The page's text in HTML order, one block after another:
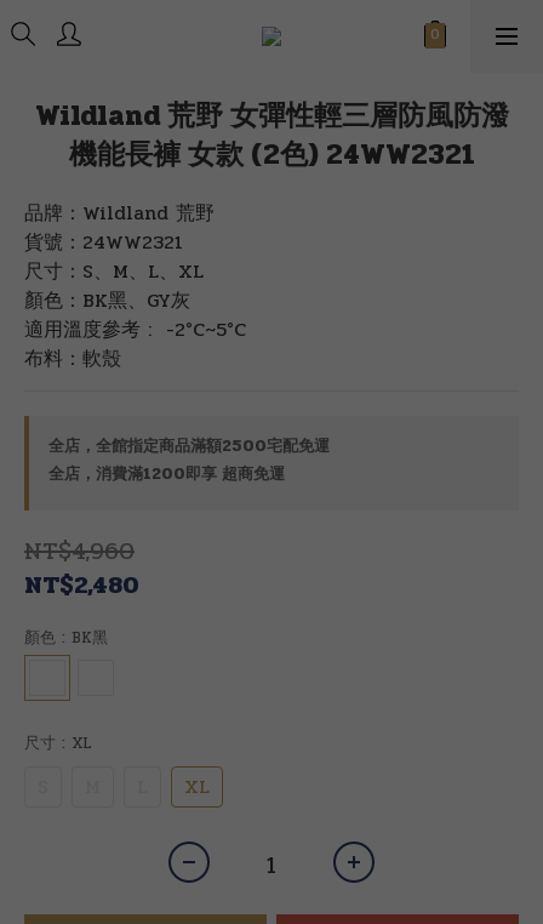
Wildland 荒野 女彈性輕三層防風防潑
機能長褲 女款 (2色) 24WW2321
品牌：Wildland 荒野
貨號：24WW2321
尺寸：S、M、L、XL
顏色：BK黑、GY灰
適用溫度參考 :  -2°C~5°C
布料：軟殼
全店，全館指定商品滿額2500宅配免運
全店，消費滿1200即享 超商免運
NT$4,960
NT$2,480
顏色 : BK黑
尺寸 : XL
XL